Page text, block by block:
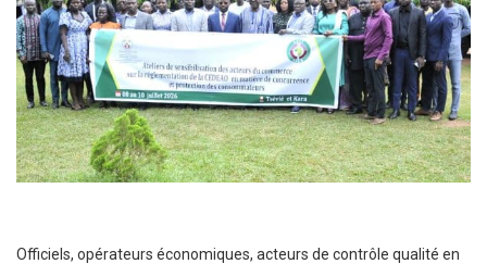
Officiels, opérateurs économiques, acteurs de contrôle qualité en